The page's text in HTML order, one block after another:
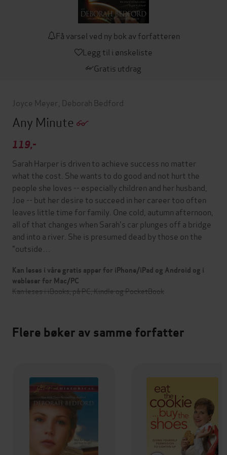
Få varsel ved ny bok av forfatteren
Legg til i ønskeliste
Gratis utdrag
Joyce Meyer Deborah Bedford
Any Minute
119,-
Sarah Harper is driven to achieve success no matter
what the cost. She wants to do good and not hurt the
people she loves -- especially children and her husband,
Joe -- but her desire to succeed in her career too often
leaves little time for family. One cold, autumn afternoon,
all of that changes when Sarah's car plunges off a bridge
and into a river. She is presumed dead by those on the
"outside…
Kan leses i våre gratis apper for iPhone/iPad og Android og i
webleser for Mac/PC
Kan leses i iBooks, på PC, Kindle og PocketBook
Flere bøker av samme forfatter